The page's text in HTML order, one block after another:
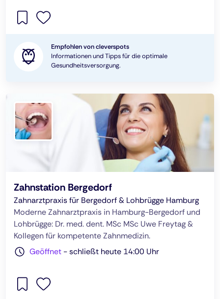
Empfohlen von cleverspots
Informationen und Tipps für die optimale
Gesundheitsversorgung.
Zahnstation Bergedorf
Zahnarztpraxis für Bergedorf & Lohbrügge Hamburg
Moderne Zahnarztpraxis in Hamburg-Bergedorf und
Lohbrügge: Dr. med. dent. MSc MSc Uwe Freytag &
Kollegen für kompetente Zahnmedizin.
Geöffnet -schließt heute 14:00 Uhr